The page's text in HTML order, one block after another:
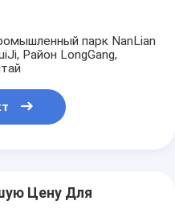
парк NanLian
Район LongGang,
Цену Для